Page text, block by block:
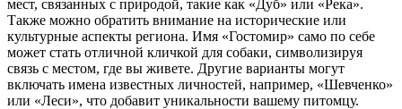
мест, связанных с природой, такие как «Дуб» или «Река».
Также можно обратить внимание на исторические или
культурные аспекты региона. Имя «Гостомир» само по себе
может стать отличной кличкой для собаки, символизируя
связь с местом, где вы живете. Другие варианты могут
включать имена известных личностей, например, «Шевченко»
или «Леси», что добавит уникальности вашему питомцу.